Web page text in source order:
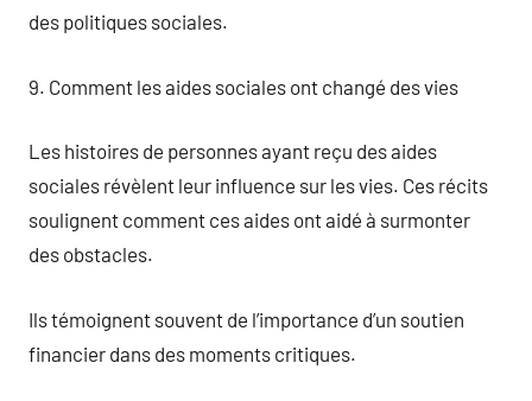
des politiques sociales.
9. Comment les aides sociales ont changé des vies
Les histoires de personnes ayant reçu des aides
sociales révèlent leur influence sur les vies. Ces récits
soulignent comment ces aides ont aidé à surmonter
des obstacles.
Ils témoignent souvent de l’importance d’un soutien
financier dans des moments critiques.